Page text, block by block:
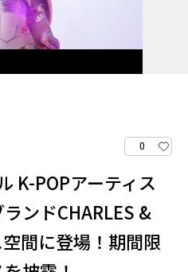
0
K-POPアーティス
ンドCHARLES &
間に登場！期間限